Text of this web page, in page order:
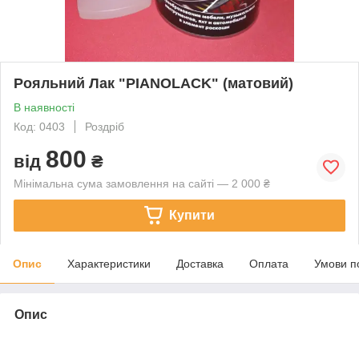
Рояльний Лак "PIANOLACK" (матовий)
В наявності
Код: 0403
Роздріб
від 800 ₴
Мінімальна сума замовлення на сайті — 2 000 ₴
Купити
Опис Характеристики Доставка Оплата Умови
Опис